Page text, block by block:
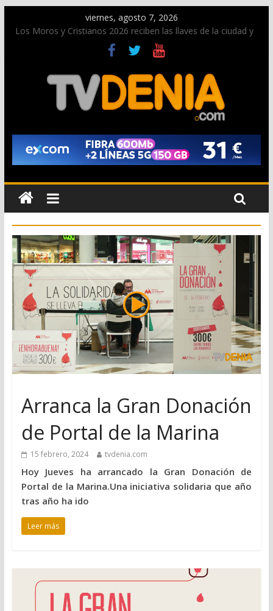
viernes, agosto 7, 2026
Los Moros y Cristianos 2026 reciben las llaves de la ciudad y
dan inicio a las fiestas en Dénia
El bando moro protagonista en la Segunda Entraeta Festera
Paco Adsuar dona al Arxiu de Dénia más de 50.000 imágenes
de la memoria visual de la ciudad
La Entraeta Festera llena de ambiente la calle Marqués de
Campo con la recepción a la Capitanía Cristiana
El XII Festival de Jazz de Dénia reunirá durante agosto a
figuras nacionales e internacionales en los Jardins de
Torrecremada
Arranca la Gran Donación
de Portal de la Marina
15 febrero, 2024 tvdenia.com
Hoy Jueves ha arrancado la Gran Donación de
Portal de la Marina.Una iniciativa solidaria que año
tras año ha ido
Leer más